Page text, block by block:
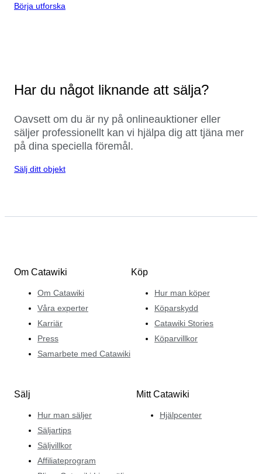
Börja utforska
Har du något liknande att sälja?
Oavsett om du är ny på onlineauktioner eller
säljer professionellt kan vi hjälpa dig att tjäna mer
på dina speciella föremål.
Sälj ditt objekt
Om Catawiki
Om Catawiki
Våra experter
Karriär
Press
Samarbete med Catawiki
Köp
Hur man köper
Köparskydd
Catawiki Stories
Köparvillkor
Sälj
Hur man säljer
Säljartips
Säljvillkor
Affiliateprogram
Mitt Catawiki
Hjälpcenter